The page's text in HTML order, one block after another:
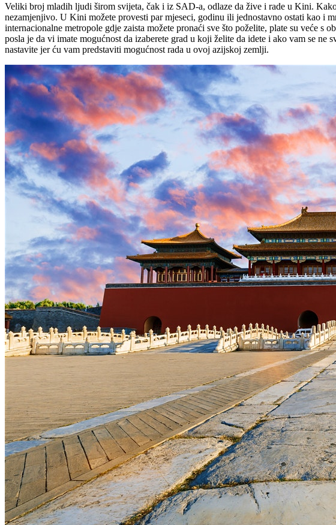
Veliki broj mladih ljudi širom svijeta, čak i iz SAD-a, odlaze da žive i rade u Kini.
nezamjenjivo. U Kini možete provesti par mjeseci, godinu ili jednostavno ostati kao i
internacionalne metropole gdje zaista možete pronaći sve što poželite, plate su veće
posla je da vi imate mogućnost da izaberete grad u koji želite da idete i ako vam se
nastavite jer ću vam predstaviti mogućnost rada u ovoj azijskoj zemlji.